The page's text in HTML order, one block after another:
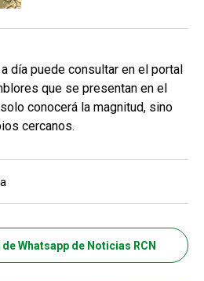
día puede consultar en el portal
que se presentan en el
conocerá la magnitud, sino
cercanos.
Whatsapp de Noticias RCN